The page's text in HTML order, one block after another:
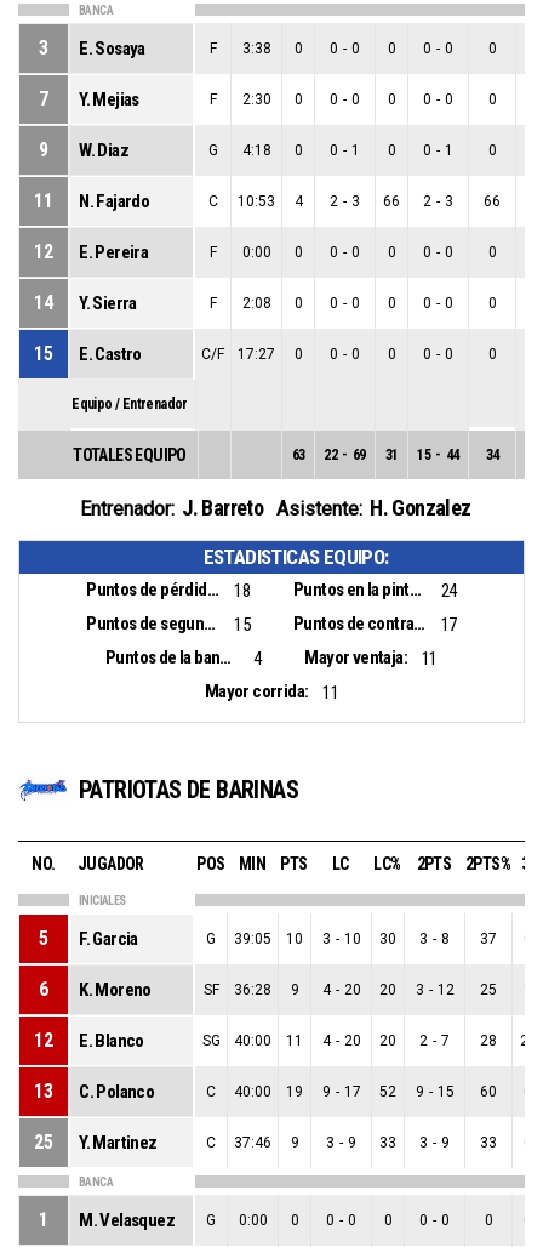
BANCA
3 E. Sosaya F 3:38 0 0 - 0 0 0 - 0 0
7 Y. Mejias F 2:30 0 0 - 0 0 0 - 0 0
9 W. Diaz G 4:18 0 0 - 1 0 0 - 1 0
11 N. Fajardo C 10:53 4 2 - 3 66 2 - 3 66
12 E. Pereira F 0:00 0 0 - 0 0 0 - 0 0
14 Y. Sierra F 2:08 0 0 - 0 0 0 - 0 0
15 E. Castro C/F 17:27 0 0 - 0 0 0 - 0 0
Equipo / Entrenador
TOTALES EQUIPO 63 22 - 69 31 15 - 44 34
Entrenador: J. Barreto Asistente: H. Gonzalez
ESTADISTICAS EQUIPO:
Puntos de pérdidas: 18 Puntos en la pintura:
24
Puntos de segunda oportunidad:
15 Puntos de contra ataque:
17
Puntos de la banca:
4 Mayor ventaja:
11
Mayor corrida:
11
PATRIOTAS DE BARINAS
NO. JUGADOR POS MIN PTS LC LC% 2PTS 2PTS%
INICIALES
5 F. Garcia G 39:05 10 3 - 10 30 3 - 8 37 0
6 K. Moreno SF 36:28 9 4 - 20 20 3 - 12 25 1
12 E. Blanco SG 40:00 11 4 - 20 20 2 - 7 28 2
13 C. Polanco C 40:00 19 9 - 17 52 9 - 15 60 0
25 Y. Martinez C 37:46 9 3 - 9 33 3 - 9 33 0
BANCA
1 M. Velasquez G 0:00 0 0 - 0 0 0 - 0 0 0